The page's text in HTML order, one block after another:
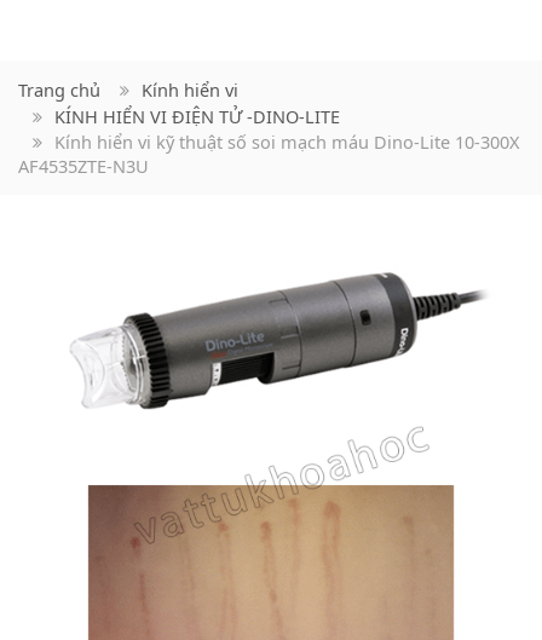
Trang chủ
Kính hiển vi
KÍNH HIỂN VI ĐIỆN TỬ -DINO-LITE
Kính hiển vi kỹ thuật số soi mạch máu Dino-Lite 10-300X
AF4535ZTE-N3U